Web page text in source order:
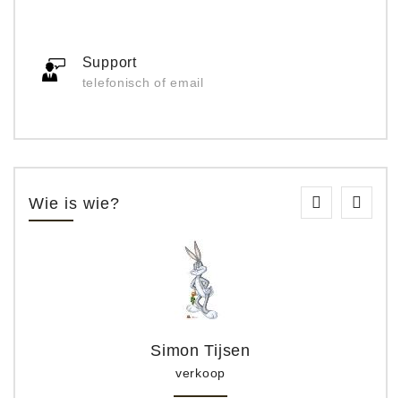
Support
telefonisch of email
Wie is wie?
Simon Tijsen
verkoop